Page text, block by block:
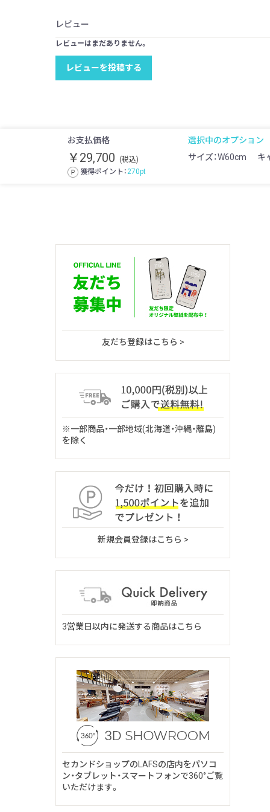
レビュー
レビューはまだありません。
レビューを投稿する
お支払価格
￥29,700
(税込)
獲得ポイント：270pt
選択中のオプション
サイズ：W60cm
キ
友だち登録はこちら >
※一部商品・一部地域(北海道・沖縄・離島)
を除く
新規会員登録はこちら >
3営業日以内に発送する商品はこちら
セカンドショップのLAFSの店内をパソコ
ン・タブレット・スマートフォンで360°ご覧
いただけます。